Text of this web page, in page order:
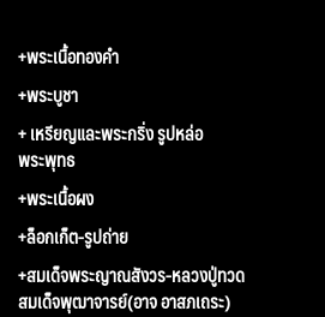
+พระเนื้อทองคำ
+พระบูชา
+ เหรียญและพระกริ่ง รูปหล่อ
พระพุทธ
+พระเนื้อผง
+ล็อกเก็ต-รูปถ่าย
+สมเด็จพระญาณสังวร-หลวงปู่ทวด
สมเด็จพุฒาจารย์(อาจ อาสภเถระ)